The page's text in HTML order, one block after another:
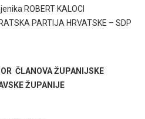
ROBERT KALOCI
PARTIJA HRVATSKE – SDP
ČLANOVA ŽUPANIJSKE
ŽUPANIJE